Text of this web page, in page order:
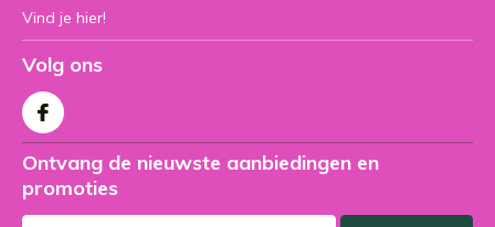
Vind je hier!
Volg ons
Ontvang de nieuwste aanbiedingen en
promoties